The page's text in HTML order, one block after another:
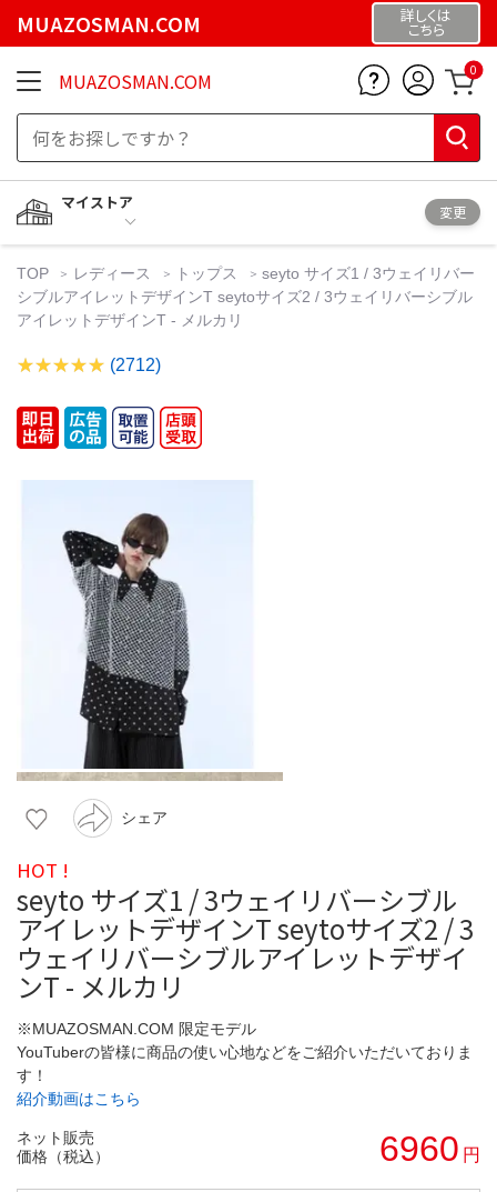
MUAZOSMAN.COM 詳しくは
こちら
MUAZOSMAN.COM 0
マイストア
変更
TOP レディース トップス
seyto サイズ1 / 3ウェイリバー
シブルアイレットデザインT seytoサイズ2 / 3ウェイリバーシブル
アイレットデザインT - メルカリ
(2712)
シェア
HOT !
seyto サイズ1 / 3ウェイリバーシブル
アイレットデザインT seytoサイズ2 / 3
ウェイリバーシブルアイレットデザイ
ンT - メルカリ
※MUAZOSMAN.COM 限定モデル
YouTuberの皆様に商品の使い心地などをご紹介いただいておりま
す！
紹介動画はこちら
ネット販売
価格（税込）
6960 円